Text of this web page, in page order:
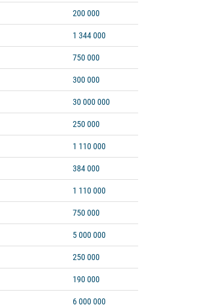
200 000
1 344 000
750 000
300 000
30 000 000
250 000
1 110 000
384 000
1 110 000
750 000
5 000 000
250 000
190 000
6 000 000